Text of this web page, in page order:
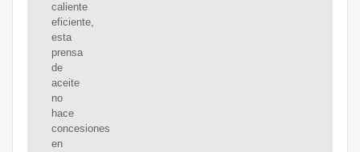
caliente
eficiente,
esta
prensa
de
aceite
no
hace
concesiones
en